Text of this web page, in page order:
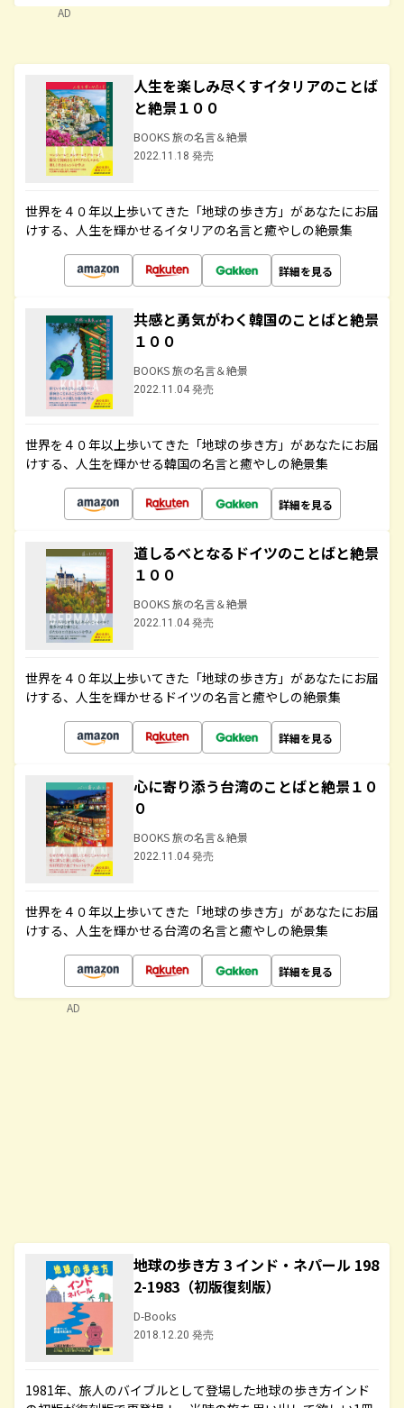
AD
人生を楽しみ尽くすイタリアのことば
と絶景１００
BOOKS 旅の名言＆絶景
2022.11.18 発売
世界を４０年以上歩いてきた「地球の歩き方」があなたにお届
けする、人生を輝かせるイタリアの名言と癒やしの絶景集
詳細を見る
共感と勇気がわく韓国のことばと絶景
１００
BOOKS 旅の名言＆絶景
2022.11.04 発売
世界を４０年以上歩いてきた「地球の歩き方」があなたにお届
けする、人生を輝かせる韓国の名言と癒やしの絶景集
詳細を見る
道しるべとなるドイツのことばと絶景
１００
BOOKS 旅の名言＆絶景
2022.11.04 発売
世界を４０年以上歩いてきた「地球の歩き方」があなたにお届
けする、人生を輝かせるドイツの名言と癒やしの絶景集
詳細を見る
心に寄り添う台湾のことばと絶景１０
０
BOOKS 旅の名言＆絶景
2022.11.04 発売
世界を４０年以上歩いてきた「地球の歩き方」があなたにお届
けする、人生を輝かせる台湾の名言と癒やしの絶景集
詳細を見る
地球の歩き方 3 インド・ネパール 198
2-1983（初版復刻版）
D-Books
2018.12.20 発売
1981年、旅人のバイブルとして登場した地球の歩き方インド
AD